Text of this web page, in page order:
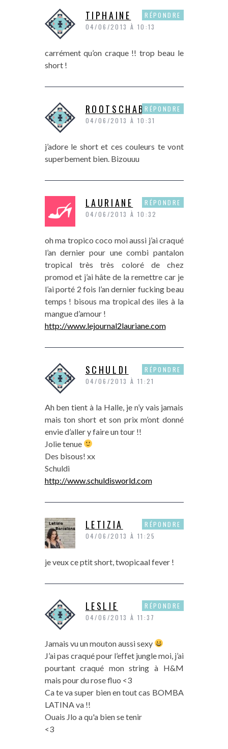
TIPHAINE
04/06/2013 À 10:13
carrément qu’on craque !! trop beau le
short !
RÉPONDRE
ROOTSCHABINE
04/06/2013 À 10:31
j’adore le short et ces couleurs te vont
superbement bien. Bizouuu
RÉPONDRE
LAURIANE
04/06/2013 À 10:32
oh ma tropico coco moi aussi j’ai craqué
l’an dernier pour une combi pantalon
tropical très très coloré de chez
promod et j’ai hâte de la remettre car je
l’ai porté 2 fois l’an dernier fucking beau
temps ! bisous ma tropical des iles à la
mangue d’amour !
http://www.lejournal2lauriane.com
RÉPONDRE
SCHULDI
04/06/2013 À 11:21
Ah ben tient à la Halle, je n’y vais jamais
mais ton short et son prix m’ont donné
envie d’aller y faire un tour !!
Jolie tenue
Des bisous! xx
Schuldi
http://www.schuldisworld.com
RÉPONDRE
LETIZIA
04/06/2013 À 11:25
je veux ce ptit short, twopicaal fever !
RÉPONDRE
LESLIE
04/06/2013 À 11:37
Jamais vu un mouton aussi sexy
J’ai pas craqué pour l’effet jungle moi, j’ai
pourtant craqué mon string à H&M
mais pour du rose fluo <3
Ca te va super bien en tout cas BOMBA
LATINA va !!
Ouais Jlo a qu'a bien se tenir
<3
RÉPONDRE